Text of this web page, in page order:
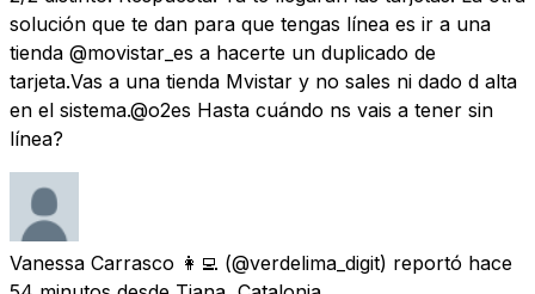
solución que te dan para que tengas línea es ir a una
tienda @movistar_es a hacerte un duplicado de
tarjeta.Vas a una tienda Mvistar y no sales ni dado d alta
en el sistema.@o2es Hasta cuándo ns vais a tener sin
línea?
Vanessa Carrasco 👩‍💻 (@verdelima_digit) reportó hace